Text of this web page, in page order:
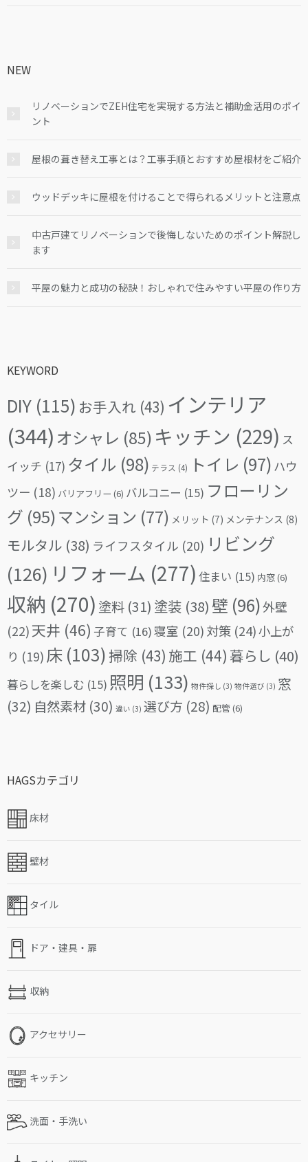
NEW
リノベーションでZEH住宅を実現する方法と補助金活用のポイ
ント
屋根の葺き替え工事とは？工事手順とおすすめ屋根材をご紹介
ウッドデッキに屋根を付けることで得られるメリットと注意点
中古戸建てリノベーションで後悔しないためのポイント解説し
ます
平屋の魅力と成功の秘訣！おしゃれで住みやすい平屋の作り方
KEYWORD
DIY (115) お手入れ (43) インテリア
(344) オシャレ (85) キッチン (229) ス
イッチ (17) タイル (98) テラス (4) トイレ (97) ハウ
ツー (18) バリアフリー (6) バルコニー (15) フローリン
グ (95)マンション (77) メリット (7) メンテナンス (8)
モルタル (38) ライフスタイル (20) リビング
(126) リフォーム (277) 住まい (15) 内窓(6)
収納 (270) 塗料 (31) 塗装 (38) 壁 (96)外壁
(22)天井 (46) 子育て (16)寝室 (20) 対策 (24)小上が
り (19) 床 (103)掃除 (43) 施工 (44) 暮らし (40)
暮らしを楽しむ (15) 照明 (133) 物件探し (3) 物件選び (3) 窓
(32) 自然素材 (30) 違い (3) 選び方 (28) 配管(6)
HAGSカテゴリ
床材
壁材
タイル
ドア・建具・扉
収納
アクセサリー
キッチン
洗面・手洗い